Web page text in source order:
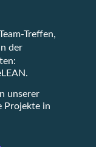
Treffen,
der
unserer
Projekte in